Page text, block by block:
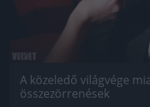
A közeledő világvége
összezörrenések